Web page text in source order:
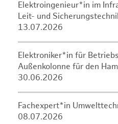
Elektroingenieur*in im
Leit- und
13.07.2026
Elektroniker*in für
Außenkolonne für den
30.06.2026
Fachexpert*in
08.07.2026